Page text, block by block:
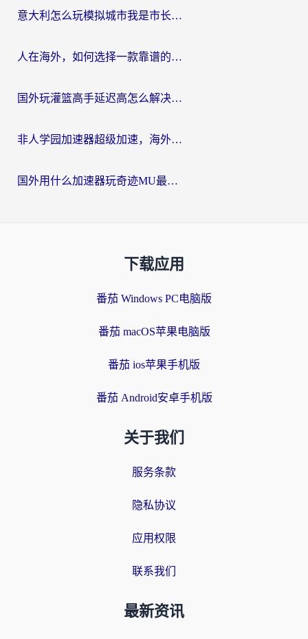
意大利怎么玩模拟城市我是市长？海外党国服游戏加速终极攻略（附三国3量子特攻解决办法）
人在海外，如何选择一款靠谱的玩剑灵2加速器？
国外玩灌篮高手延迟高怎么解决？海外玩家国服游戏加速终极指南
非人学园加速器超级加速，海外玩家重返国服的通行证
国外用什么加速器玩奇迹MU最好？2026海外玩家国服游戏加速全攻略
下载应用
番茄 Windows PC电脑版
番茄 macOS苹果电脑版
番茄 ios苹果手机版
番茄 Android安卓手机版
关于我们
服务条款
隐私协议
应用权限
联系我们
最新资讯